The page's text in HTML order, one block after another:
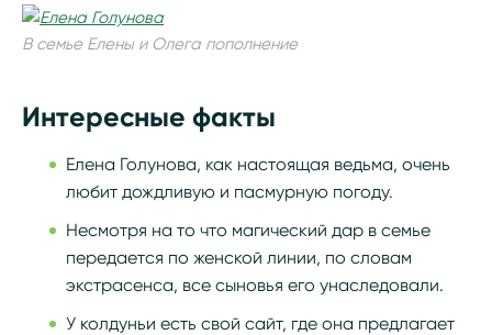
В семье Елены и Олега пополнение
Интересные факты
Елена Голунова, как настоящая ведьма, очень
любит дождливую и пасмурную погоду.
Несмотря на то что магический дар в семье
передается по женской линии, по словам
экстрасенса, все сыновья его унаследовали.
У колдуньи есть свой сайт, где она предлагает